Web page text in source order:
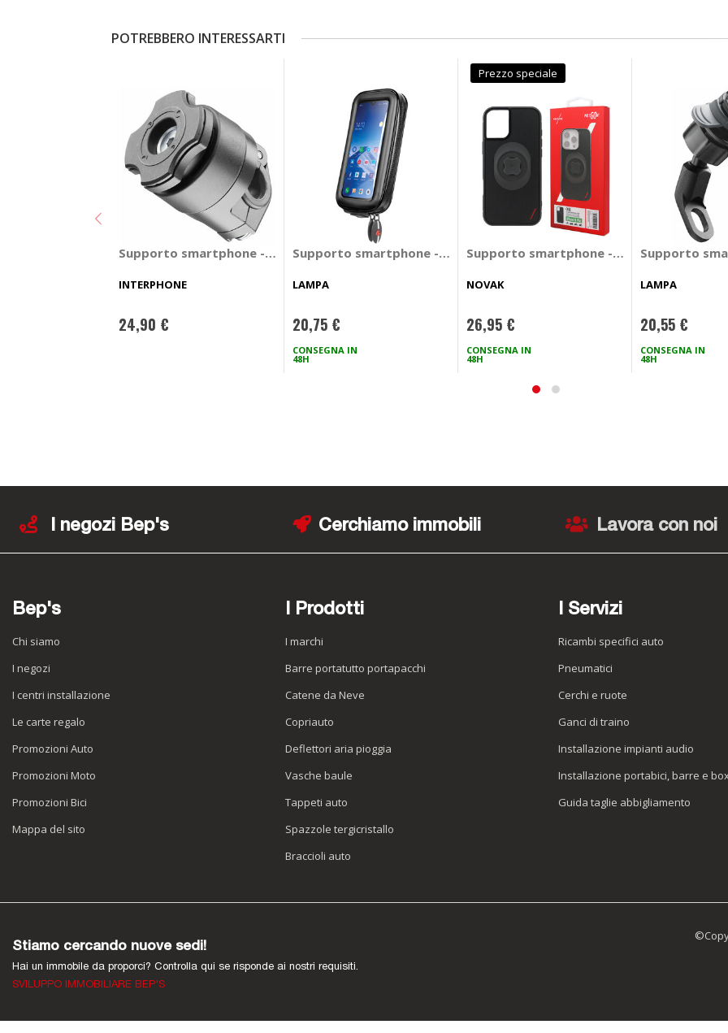
POTREBBERO INTERESSARTI
Supporto smartphone - Accessori Quicklox - Staffa specchietto - INTERPHONE
INTERPHONE
24,90 €
Supporto smartphone - Accessori Custodia Size XL Optiline - LAMPA
LAMPA
20,75 €
CONSEGNA IN
48H
Prezzo speciale
Supporto smartphone - Accessori
NOVAK
26,95 €
CONSEGNA IN
48H
Supporto
LAMPA
20,55 €
CONSEGNA IN
48H
I negozi Bep's Cerchiamo immobili Lavora con noi
Bep's
Chi siamo
I negozi
I centri installazione
Le carte regalo
Promozioni Auto
Promozioni Moto
Promozioni Bici
Mappa del sito
I Prodotti
I marchi
Barre portatutto portapacchi
Catene da Neve
Copriauto
Deflettori aria pioggia
Vasche baule
Tappeti auto
Spazzole tergicristallo
Braccioli auto
I Servizi
Ricambi specifici auto
Pneumatici
Cerchi e ruote
Ganci di traino
Installazione impianti audio
Installazione portabici, barre e
Guida taglie abbigliamento
Stiamo cercando nuove sedi!
Hai un immobile da proporci? Controlla qui se risponde ai nostri requisiti.
SVILUPPO IMMOBILIARE BEP'S